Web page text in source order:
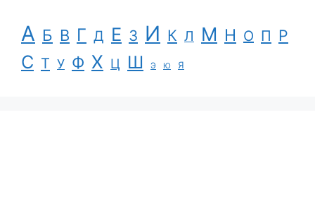
А Б В Г Д Е З И К Л М Н О П Р
С Т У Ф Х Ц Ш Э Ю Я